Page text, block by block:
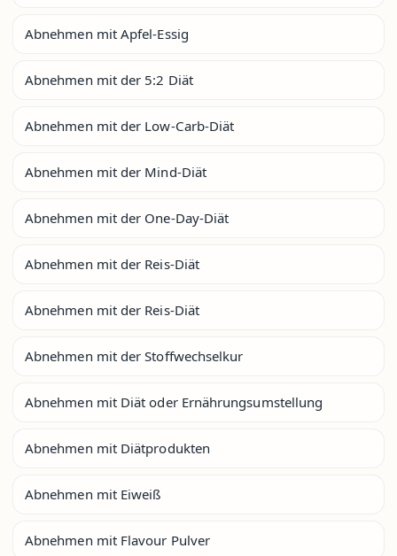
Abnehmen mit Apfel-Essig
Abnehmen mit der 5:2 Diät
Abnehmen mit der Low-Carb-Diät
Abnehmen mit der Mind-Diät
Abnehmen mit der One-Day-Diät
Abnehmen mit der Reis-Diät
Abnehmen mit der Reis-Diät
Abnehmen mit der Stoffwechselkur
Abnehmen mit Diät oder Ernährungsumstellung
Abnehmen mit Diätprodukten
Abnehmen mit Eiweiß
Abnehmen mit Flavour Pulver